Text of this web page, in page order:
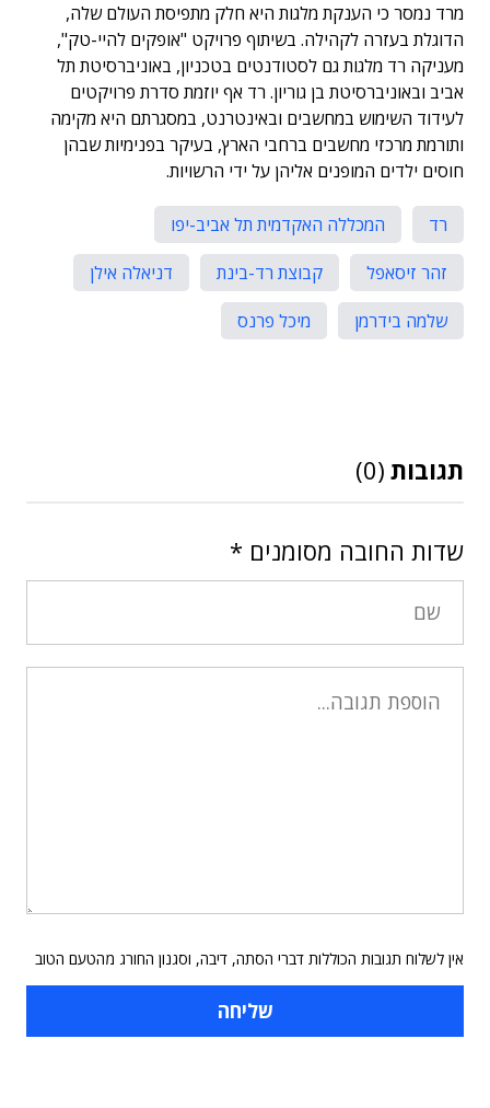
מרד נמסר כי הענקת מלגות היא חלק מתפיסת העולם שלה,
הדוגלת בעזרה לקהילה. בשיתוף פרויקט "אופקים להיי-טק",
מעניקה רד מלגות גם לסטודנטים בטכניון, באוניברסיטת תל
אביב ובאוניברסיטת בן גוריון. רד אף יוזמת סדרת פרויקטים
לעידוד השימוש במחשבים ובאינטרנט, במסגרתם היא מקימה
ותורמת מרכזי מחשבים ברחבי הארץ, בעיקר בפנימיות שבהן
חוסים ילדים המופנים אליהן על ידי הרשויות.
רד
המכללה האקדמית תל אביב-יפו
זהר זיסאפל
קבוצת רד-בינת
דניאלה אילן
שלמה בידרמן
מיכל פרנס
תגובות (0)
שדות החובה מסומנים *
אין לשלוח תגובות הכוללות דברי הסתה, דיבה, וסגנון החורג מהטעם הטוב